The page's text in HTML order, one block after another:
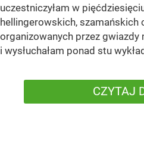
uczestniczyłam w
hellingerowskich, szamańskich
organizowanych przez gwiazdy
i wysłuchałam ponad stu
CZYTAJ